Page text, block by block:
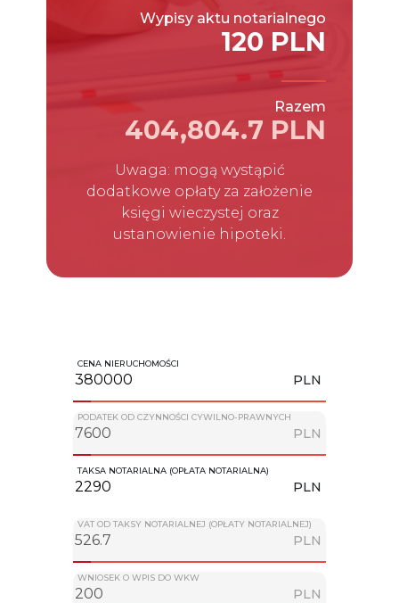
Wypisy aktu notarialnego
120 PLN
Razem
404,804.7 PLN
Uwaga: mogą wystąpić
dodatkowe opłaty za założenie
księgi wieczystej oraz
ustanowienie hipoteki.
CENA NIERUCHOMOŚCI
PLN
PODATEK OD CZYNNOŚCI CYWILNO-PRAWNYCH
PLN
TAKSA NOTARIALNA (OPŁATA NOTARIALNA)
PLN
VAT OD TAKSY NOTARIALNEJ (OPŁATY NOTARIALNEJ)
PLN
WNIOSEK O WPIS DO WKW
PLN